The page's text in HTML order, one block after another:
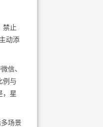
禁止
动添
微信、
例与
，星
场景